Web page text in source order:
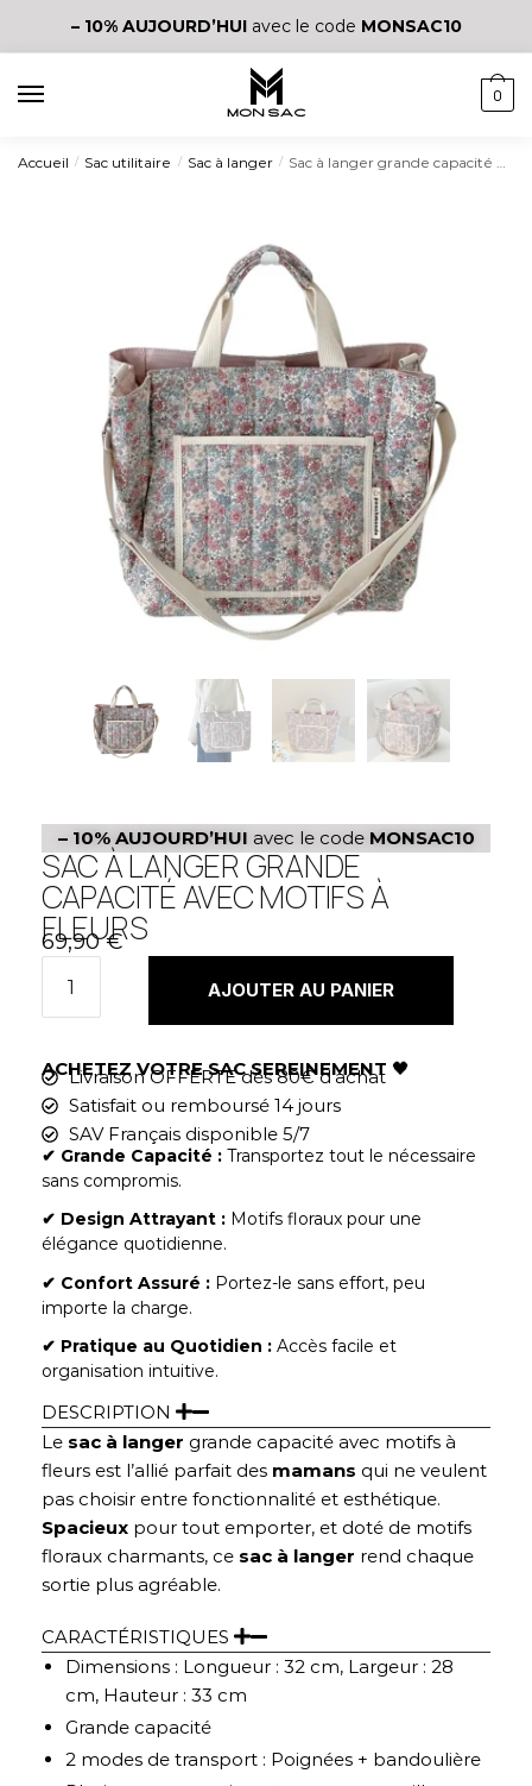
– 10% AUJOURD’HUIavec le code MONSAC10
0
Accueil / Sac utilitaire / Sac à langer / Sac à langer grande capacité avec motifs à fleurs
– 10% AUJOURD’HUI avec le code MONSAC10
SAC À LANGER GRANDE
CAPACITÉ AVEC MOTIFS À
FLEURS
69,90€
AJOUTER AU PANIER
ACHETEZ VOTRE SAC SEREINEMENT 🖤
Livraison OFFERTE dès 80€ d'achat
Satisfait ou remboursé 14 jours
SAV Français disponible 5/7
✔︎ Grande Capacité : Transportez tout le nécessaire
sans compromis.
✔︎ Design Attrayant : Motifs floraux pour une
élégance quotidienne.
✔︎ Confort Assuré : Portez-le sans effort, peu
importe la charge.
✔︎ Pratique au Quotidien : Accès facile et
organisation intuitive.
DESCRIPTION
Le sac à langer grande capacité avec motifs à
fleurs est l’allié parfait des mamans qui ne veulent
pas choisir entre fonctionnalité et esthétique.
Spacieux pour tout emporter, et doté de motifs
floraux charmants, ce sac à langer rend chaque
sortie plus agréable.
CARACTÉRISTIQUES
Dimensions : Longueur : 32 cm, Largeur : 28
cm, Hauteur : 33 cm
Grande capacité
2 modes de transport : Poignées + bandoulière